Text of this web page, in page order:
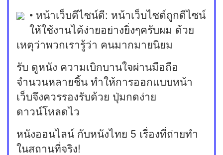
• หน้าเว็บดีไซน์ดี: หน้าเว็บไซต์ถูกดีไซน์
ให้ใช้งานได้ง่ายอย่างยิ่งๆครับผม ด้วย
เหตุว่าพวกเรารู้ว่า คนมากมายนิยม
รับ ดูหนัง ความเบิกบานใจผ่านมือถือ
จำนวนหลายชิ้น ทำให้การออกแบบหน้า
เว็บจึงควรรองรับด้วย ปุ่มกดง่าย
ดาวน์โหลดไว
หนังออนไลน์ กับหนังไทย 5 เรื่องที่ถ่ายทำ
ในสถานที่จริง!